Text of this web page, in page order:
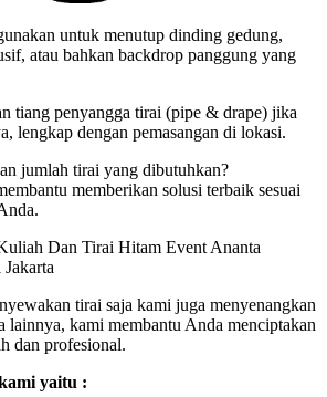
untuk menutup dinding gedung,
atau bahkan backdrop panggung yang
tiang penyangga tirai (pipe & drape) jika
lengkap dengan pemasangan di lokasi.
jumlah tirai yang dibutuhkan?
memberikan solusi terbaik sesuai
tirai saja kami juga menyenangkan
lainnya, kami membantu Anda menciptakan
dan profesional.
yaitu :